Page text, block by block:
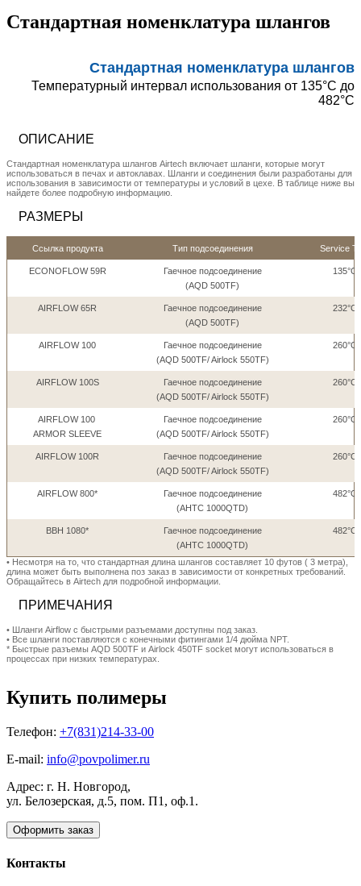
Стандартная номенклатура шлангов
Стандартная номенклатура шлангов
Температурный интервал использования от 135°С до
482°С
ОПИСАНИЕ
Стандартная номенклатура шлангов Airtech включает шланги, которые могут
использоваться в печах и автоклавах. Шланги и соединения были разработаны для
использования в зависимости от температуры и условий в цехе. В таблице ниже вы
найдете более подробную информацию.
РАЗМЕРЫ
Ссылка продукта Тип подсоединения Service
ECONOFLOW 59R
Гаечное подсоединение
(AQD 500TF)
135°C
AIRFLOW 65R
Гаечное подсоединение
(AQD 500TF)
232°C
AIRFLOW 100
Гаечное подсоединение
(AQD 500TF/ Airlock 550TF)
260°C
AIRFLOW 100S
Гаечное подсоединение
(AQD 500TF/ Airlock 550TF)
260°C
AIRFLOW 100
ARMOR SLEEVE
Гаечное подсоединение
(AQD 500TF/ Airlock 550TF)
260°C
AIRFLOW 100R
Гаечное подсоединение
(AQD 500TF/ Airlock 550TF)
260°C
AIRFLOW 800*
Гаечное подсоединение
(AHTC 1000QTD)
482°C
BBH 1080*
Гаечное подсоединение
(AHTC 1000QTD)
482°C
• Несмотря на то, что стандартная длина шлангов составляет 10 футов ( 3 метра),
длина может быть выполнена поз заказ в зависимости от конкретных требований.
Обращайтесь в Airtech для подробной информации.
ПРИМЕЧАНИЯ
• Шланги Airflow с быстрыми разъемами доступны под заказ.
• Все шланги поставляются с конечными фитингами 1/4 дюйма NPT.
* Быстрые разъемы AQD 500TF и Airlock 450TF socket могут использоваться в
процессах при низких температурах.
Купить полимеры
Телефон: +7(831)214-33-00
E-mail: info@povpolimer.ru
Адрес: г. Н. Новгород,
ул. Белозерская, д.5, пом. П1, оф.1.
Оформить заказ
Контакты